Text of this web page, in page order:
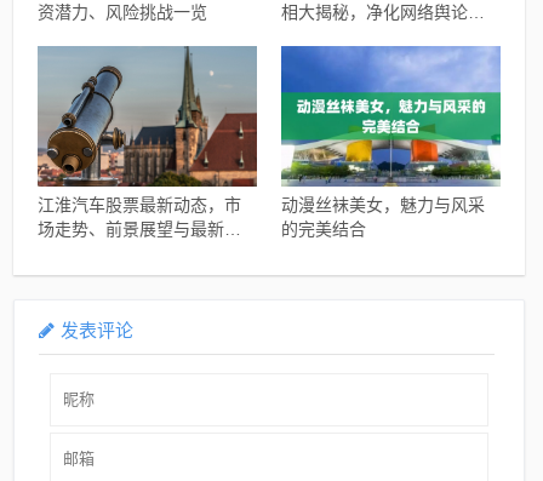
资潜力、风险挑战一览
相大揭秘，净化网络舆论风
江淮汽车股票最新动态，市
场走势、前景展望与最新消
动漫丝袜美女，魅力与风采
的完美结合
发表评论